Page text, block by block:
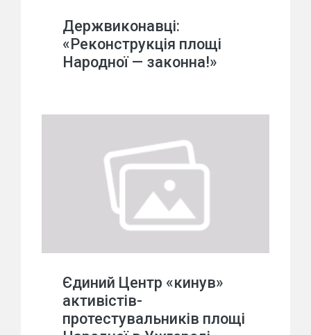
Держвиконавці:
«Реконструкція площі
Народної — законна!»
Єдиний Центр «кинув»
активістів-
протестувальників площі